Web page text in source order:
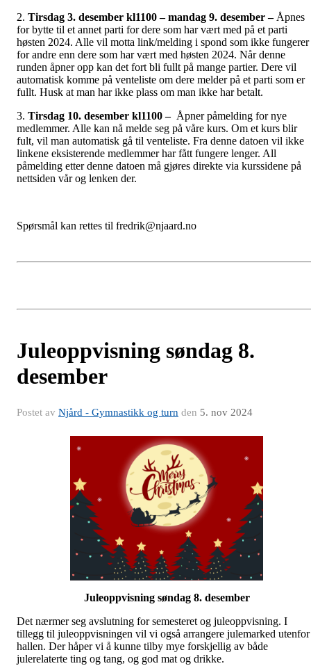
2. Tirsdag 3. desember kl1100 – mandag 9. desember – Åpnes
for bytte til et annet parti for dere som har vært med på et parti
høsten 2024. Alle vil motta link/melding i spond som ikke fungerer
for andre enn dere som har vært med høsten 2024. Når denne
runden åpner opp kan det fort bli fullt på mange partier. Dere vil
automatisk komme på venteliste om dere melder på et parti som er
fullt. Husk at man har ikke plass om man ikke har betalt.
3. Tirsdag 10. desember kl1100 – Åpner påmelding for nye
medlemmer. Alle kan nå melde seg på våre kurs. Om et kurs blir
fult, vil man automatisk gå til venteliste. Fra denne datoen vil ikke
linkene eksisterende medlemmer har fått fungere lenger. All
påmelding etter denne datoen må gjøres direkte via kurssidene på
nettsiden vår og lenken der.
Spørsmål kan rettes til fredrik@njaard.no
Juleoppvisning søndag 8.
desember
Postet av Njård - Gymnastikk og turn den 5. nov 2024
Juleoppvisning søndag 8. desember
Det nærmer seg avslutning for semesteret og juleoppvisning. I
tillegg til juleoppvisningen vil vi også arrangere julemarked utenfor
hallen. Der håper vi å kunne tilby mye forskjellig av både
julerelaterte ting og tang, og god mat og drikke.